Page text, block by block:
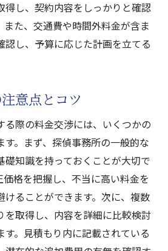
得し、契約内容をしっかりと確認
また、交通費や時間外料金が含ま
認し、予算に応じた計画を立てる
意点とコツ
る際の料金交渉には、いくつかの
す。まず、探偵事務所の一般的な
礎知識を持っておくことが大切で
格を把握し、不当に高い料金を
けることができます。次に、複数
を取得し、内容を詳細に比較検討
す。見積もり内に記載されている